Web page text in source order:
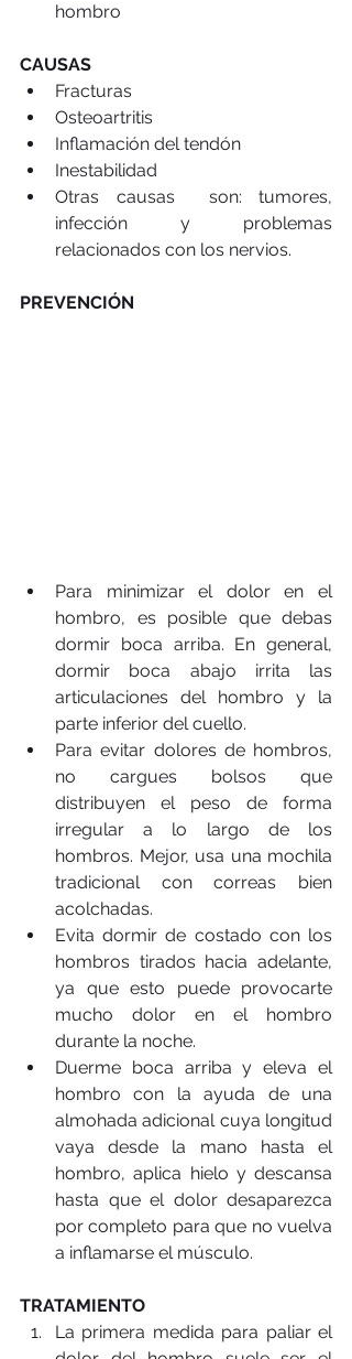
hombro
CAUSAS
Fracturas
Osteoartritis
Inflamación del tendón
Inestabilidad
Otras causas  son: tumores,
infección y problemas
relacionados con los nervios.
PREVENCIÓN
Para minimizar el dolor en el
hombro, es posible que debas
dormir boca arriba. En general,
dormir boca abajo irrita las
articulaciones del hombro y la
parte inferior del cuello.
Para evitar dolores de hombros,
no cargues bolsos que
distribuyen el peso de forma
irregular a lo largo de los
hombros. Mejor, usa una mochila
tradicional con correas bien
acolchadas.
Evita dormir de costado con los
hombros tirados hacia adelante,
ya que esto puede provocarte
mucho dolor en el hombro
durante la noche.
Duerme boca arriba y eleva el
hombro con la ayuda de una
almohada adicional cuya longitud
vaya desde la mano hasta el
hombro, aplica hielo y descansa
hasta que el dolor desaparezca
por completo para que no vuelva
a inflamarse el músculo.
TRATAMIENTO
La primera medida para paliar el